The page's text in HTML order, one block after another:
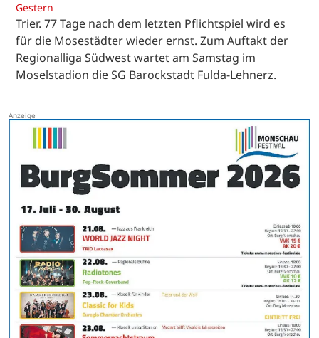
Gestern
Trier. 77 Tage nach dem letzten Pflichtspiel wird es
für die Mosestädter wieder ernst. Zum Auftakt der
Regionalliga Südwest wartet am Samstag im
Moselstadion die SG Barockstadt Fulda-Lehnerz.